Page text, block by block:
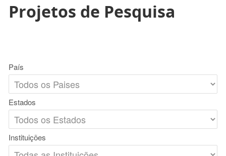
Projetos de Pesquisa
País
Estados
Instituições